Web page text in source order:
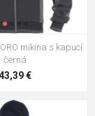
mikina s kapucí
černá
€